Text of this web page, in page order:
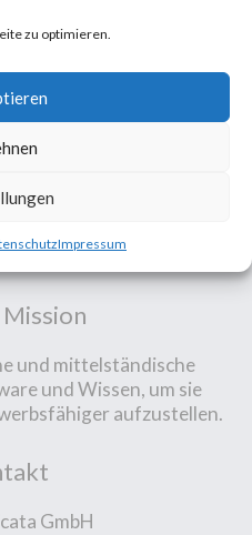
zu optimieren.
Impressum
und mittelständische
und Wissen, um sie
aufzustellen.
GmbH